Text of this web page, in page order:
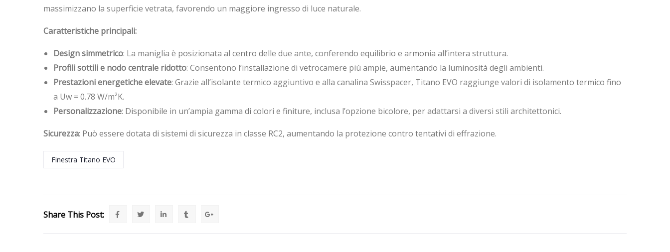
massimizzano la superficie vetrata, favorendo un maggiore ingresso di luce naturale.
Caratteristiche principali:
Design simmetrico: La maniglia è posizionata al centro delle due ante, conferendo equilibrio e armonia all’intera struttura.
Profili sottili e nodo centrale ridotto: Consentono l’installazione di vetrocamere più ampie, aumentando la luminosità degli ambienti.
Prestazioni energetiche elevate: Grazie all’isolante termico aggiuntivo e alla canalina Swisspacer, Titano EVO raggiunge valori di isolamento termico fino
a Uw = 0.78 W/m²K.
Personalizzazione: Disponibile in un’ampia gamma di colori e finiture, inclusa l’opzione bicolore, per adattarsi a diversi stili architettonici.
Sicurezza: Può essere dotata di sistemi di sicurezza in classe RC2, aumentando la protezione contro tentativi di effrazione.
Finestra Titano EVO
Share This Post: